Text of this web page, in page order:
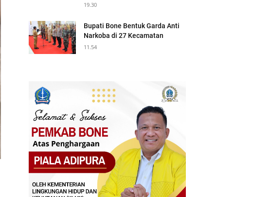
19.30
Bupati Bone Bentuk Garda Anti
Narkoba di 27 Kecamatan
11.54